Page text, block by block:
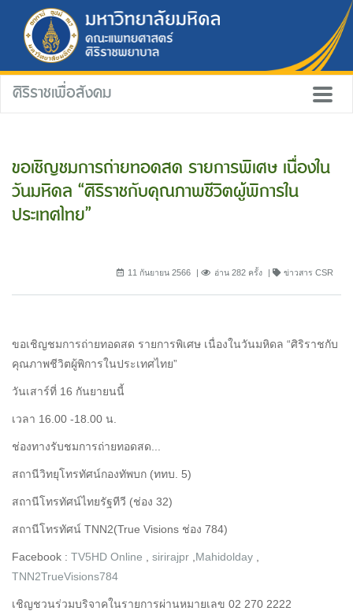
ศิริราชเพื่อสังคม
ขอเชิญชมการถ่ายทอดสด รายการพิเศษ เนื่องใน
วันมหิดล “ศิริราชกับคุณภาพชีวิตผู้พิการใน
ประเทศไทย”
11 กันยายน 2566 อ่าน 282 ครั้ง ข่าวสาร CSR
ขอเชิญชมการถ่ายทอดสด รายการพิเศษ เนื่องในวันมหิดล “ศิริราชกับ
คุณภาพชีวิตผู้พิการในประเทศไทย”
วันเสาร์ที่ 16 กันยายนนี้
เวลา 16.00 -18.00 น.
ช่องทางรับชมการถ่ายทอดสด...
สถานีวิทยุโทรทัศน์กองทัพบก (ททบ. 5)
สถานีโทรทัศน์ไทยรัฐทีวี (ช่อง 32)
สถานีโทรทัศน์ TNN2(True Visions ช่อง 784)
Facebook : TV5HD Online sirirajpr Mahidolday
TNN2TrueVisions784
เชิญชวนร่วมบริจาคในรายการผ่านหมายเลข 02 270 2222